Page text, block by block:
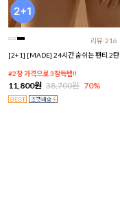
리뷰:216
[2+1] [MADE] 24시간 숨쉬는 팬티 2탄
#2장 가격으로 3장득템!!
11,800원 38,700원 70%